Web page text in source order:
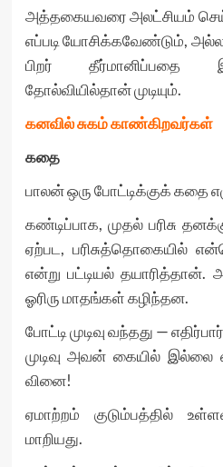
அத்தகையவரை அலட்சியம்
எப்படி யோசிக்கவேண்டும்,
பிறர் தீர்மானிப்பதை
தோல்வியில்தான் முடியும்.
கனவில் சுகம் காண்கிறவர்கள்
கதை
பாலன் ஒரு போட்டிக்குக் கதை
கண்டிப்பாக, முதல் பரிசு
ஏற்பட, பரிசுத்தொகையில்
என்று பட்டியல்
ஓரிரு மாதங்கள் கழிந்தன.
போட்டி முடிவு வந்தது —
முடிவு அவன் கையில்
வினை!
ஏமாற்றம் குடும்பத்தில்
மாறியது.